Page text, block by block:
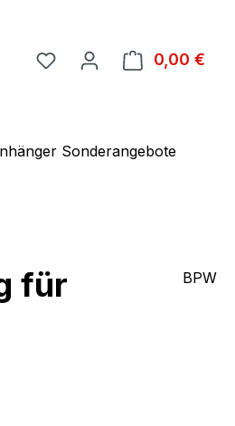
0,00 €
Sonderangebote
für
BPW